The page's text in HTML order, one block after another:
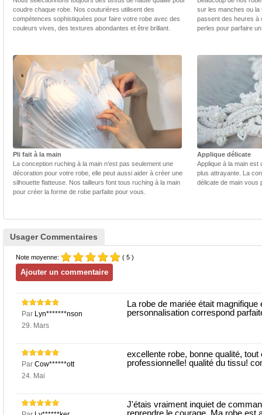
coudre chaque robe. Nos couturières utilisent des
compétences sophistiquées pour faire votre robe avec des
couleurs vives, des textures abondantes et être brillant.
sur les manches ou la
passent des heures à
perles pour parfaire
Pli fait à la main
La conception ruching à la main n'est pas seulement une
décoration pour votre robe, elle peut aussi aider à créer une
silhouette flatteuse. Nos tailleurs font tous ruching à la main
pour créer la forme de robe parfaite pour vous.
Applique délicate
Applique à la main est
plus attrayante. La
délicate de main vous
Usager Commentaires
Note moyenne: ( 5 )
Par Lyn*******nson
29. Mars
La robe de mariée était
personnalisation correspond
Par Cow******ott
24. Mai
excellente robe, bonne qualité,
professionnelle! qualité du tissu!
J'étais vraiment inquiet de
reprendre le courage. Ma robe est